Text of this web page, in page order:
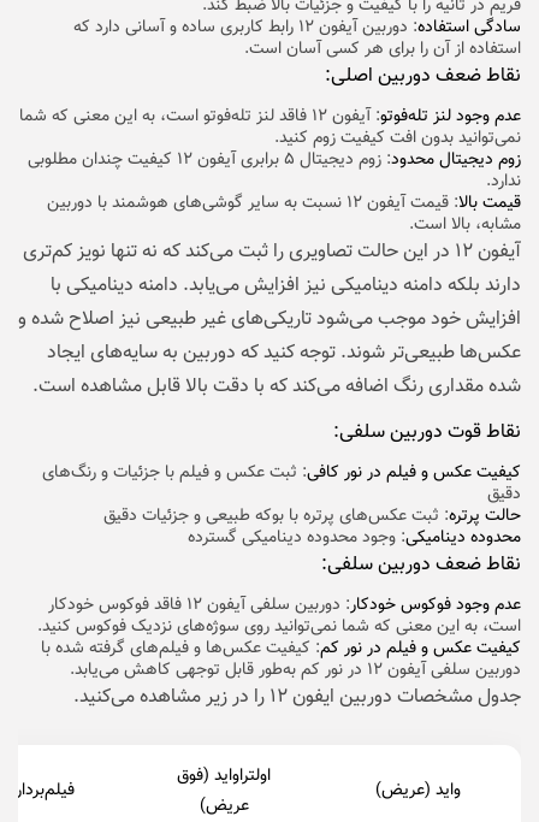
فریم در ثانیه را با کیفیت و جزئیات بالا ضبط کند.
سادگی استفاده
: دوربین آیفون ۱۲ رابط کاربری ساده و آسانی دارد که
استفاده از آن را برای هر کسی آسان است.
نقاط ضعف دوربین اصلی:
عدم وجود لنز تله‌فوتو
: آیفون ۱۲ فاقد لنز تله‌فوتو است، به این معنی که شما
نمی‌توانید بدون افت کیفیت زوم کنید.
زوم دیجیتال محدود
: زوم دیجیتال ۵ برابری آیفون ۱۲ کیفیت چندان مطلوبی
ندارد.
قیمت بالا
: قیمت آیفون ۱۲ نسبت به سایر گوشی‌های هوشمند با دوربین
مشابه، بالا است.
آیفون ۱۲ در این حالت تصاویری را ثبت می‌کند که نه تنها نویز کم‌تری
دارند بلکه دامنه دینامیکی نیز افزایش می‌یابد. دامنه دینامیکی با
افزایش خود موجب می‌شود تاریکی‌های غیر طبیعی نیز اصلاح شده و
عکس‌ها طبیعی‌تر شوند. توجه کنید که دوربین به سایه‌های ایجاد
شده مقداری رنگ اضافه می‌کند که با دقت بالا قابل مشاهده است.
نقاط قوت دوربین سلفی:
کیفیت عکس و فیلم در نور کافی: ثبت عکس‌ و فیلم با جزئیات و رنگ‌های
دقیق
حالت پرتره: ثبت عکس‌های پرتره‌ با بوکه طبیعی و جزئیات دقیق
محدوده دینامیکی: وجود محدوده دینامیکی گسترده
نقاط ضعف دوربین سلفی:
عدم وجود فوکوس خودکار
: دوربین سلفی آیفون ۱۲ فاقد فوکوس خودکار
است، به این معنی که شما نمی‌توانید روی سوژه‌های نزدیک فوکوس کنید.
کیفیت عکس و فیلم در نور کم: کیفیت عکس‌ها و فیلم‌های گرفته شده با
دوربین سلفی آیفون ۱۲ در نور کم به‌طور قابل توجهی کاهش می‌یابد.
جدول مشخصات دوربین ایفون ۱۲ را در زیر مشاهده می‌کنید.
واید (عریض)
اولتراواید (فوق
عریض)
فیلم‌برداری